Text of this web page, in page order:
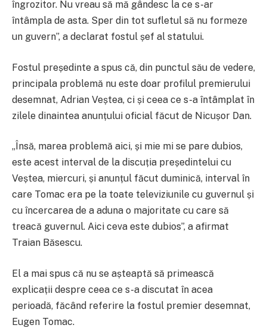
îngrozitor. Nu vreau să mă gândesc la ce s-ar
întâmpla de asta. Sper din tot sufletul să nu formeze
un guvern”, a declarat fostul șef al statului.
Fostul președinte a spus că, din punctul său de vedere,
principala problemă nu este doar profilul premierului
desemnat, Adrian Veștea, ci și ceea ce s-a întâmplat în
zilele dinaintea anunțului oficial făcut de Nicușor Dan.
„Însă, marea problemă aici, și mie mi se pare dubios,
este acest interval de la discuția președintelui cu
Veștea, miercuri, și anunțul făcut duminică, interval în
care Tomac era pe la toate televiziunile cu guvernul și
cu încercarea de a aduna o majoritate cu care să
treacă guvernul. Aici ceva este dubios”, a afirmat
Traian Băsescu.
El a mai spus că nu se așteaptă să primească
explicații despre ceea ce s-a discutat în acea
perioadă, făcând referire la fostul premier desemnat,
Eugen Tomac.